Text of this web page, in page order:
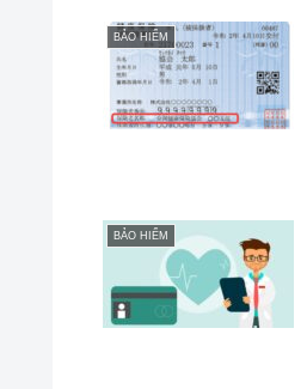
BẢO HIỂM
BẢO HIỂM